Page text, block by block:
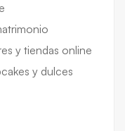
y tiendas online
y dulces